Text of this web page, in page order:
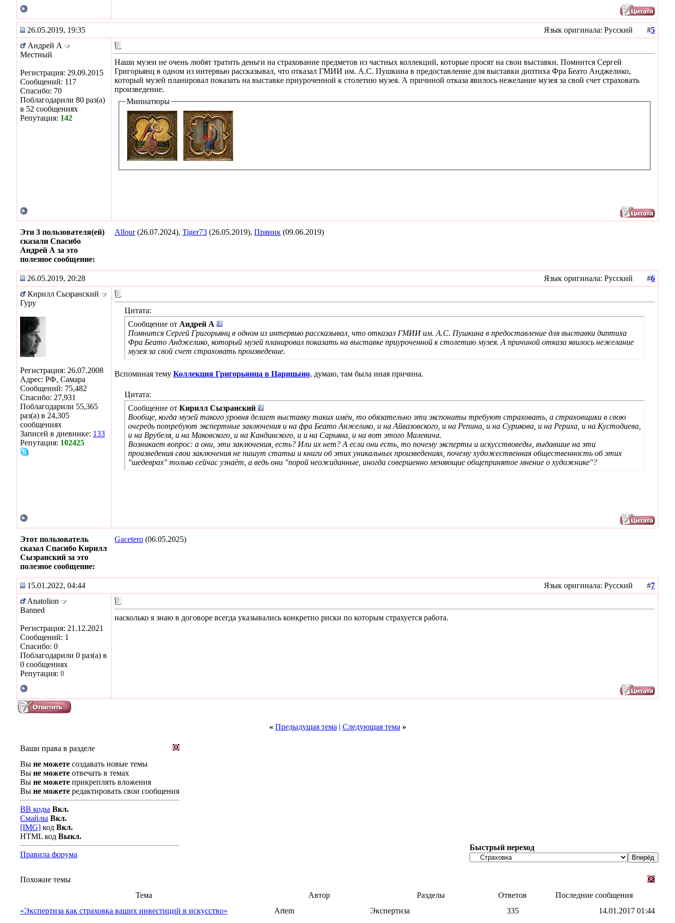
26.05.2019, 19:35 Язык оригинала: Русский #5
Андрей А
Местный
Регистрация: 29.09.2015
Сообщений: 117
Спасибо: 70
Поблагодарили 80 раз(а)
в 52 сообщениях
Репутация: 142
Наши музеи не очень любят тратить деньги на страхование предметов из частных коллекций, которые просят на свои выставки. Помнится Сергей
Григорьянц в одном из интервью рассказывал, что отказал ГМИИ им. А.С. Пушкина в предоставление для выставки диптиха Фра Беато Анджелико,
который музей планировал показать на выставке приуроченной к столетию музея. А причиной отказа явилось нежелание музея за свой счет страховать
произведение.
Миниатюры
Эти 3 пользователя(ей)
сказали Спасибо
Андрей А за это
полезное сообщение:
Allour(26.07.2024), Tiger73 (26.05.2019), Пряник (09.06.2019)
26.05.2019, 20:28 Язык оригинала: Русский #6
Кирилл Сызранский
Гуру
Регистрация: 26.07.2008
Адрес: РФ, Самара
Сообщений: 75,482
Спасибо: 27,931
Поблагодарили 55,365
раз(а) в 24,305
сообщениях
Записей в дневнике: 133
Репутация: 102425
Цитата:
Сообщение от Андрей А
Помнится Сергей Григорьянц в одном из интервью рассказывал, что отказал ГМИИ им. А.С. Пушкина в предоставление для выставки диптиха
Фра Беато Анджелико, который музей планировал показать на выставке приуроченной к столетию музея. А причиной отказа явилось нежелание
музея за свой счет страховать произведение.
Вспоминая тему Коллекция Григорьянца в Царицыно, думаю, там была иная причина.
Цитата:
Сообщение от Кирилл Сызранский
Вообще, когда музей такого уровня делает выставку таких имён, то обязательно эти экспонаты требуют страховать, а страховщики в свою
очередь потребуют экспертные заключения и на фра Беато Анжелико, и на Айвазовского, и на Репина, и на Сурикова, и на Рериха, и на Кустодиева,
и на Врубеля, и на Маковского, и на Кандинского, и и на Сарьяна, и на вот этого Малевича.
Возникает вопрос: а они, эти заключения, есть? Или их нет? А если они есть, то почему эксперты и искусствоведы, выдавшие на эти
произведения свои заключения не пишут статьи и книги об этих уникальных произведениях, почему художественная общественность об этих
"шедеврах" только сейчас узнаёт, а ведь они "порой неожиданные, иногда совершенно меняющие общепринятое мнение о художнике"?
Этот пользователь
сказал Спасибо Кирилл
Сызранский за это
полезное сообщение:
Gacetero (06.05.2025)
15.01.2022, 04:44 Язык оригинала: Русский #7
Anatolion
Banned
Регистрация: 21.12.2021
Сообщений: 1
Спасибо: 0
Поблагодарили 0 раз(а) в
0 сообщениях
Репутация: 0
насколько я знаю в договоре всегда указывались конкретно риски по которым страхуется работа.
« Предыдущая тема | Следующая тема »
Ваши права в разделе
Вы не можете создавать новые темы
Вы не можете отвечать в темах
Вы не можете прикреплять вложения
Вы не можете редактировать свои сообщения
BB коды Вкл.
Смайлы Вкл.
[IMG] код Вкл.
HTML код Выкл.
Правила форума
Быстрый переход
Похожие темы
Тема
Автор Разделы Ответов
Последние сообщения
«Экспертиза как страховка ваших инвестиций в искусство»
Artem Экспертиза 335 14.01.2017 01:44